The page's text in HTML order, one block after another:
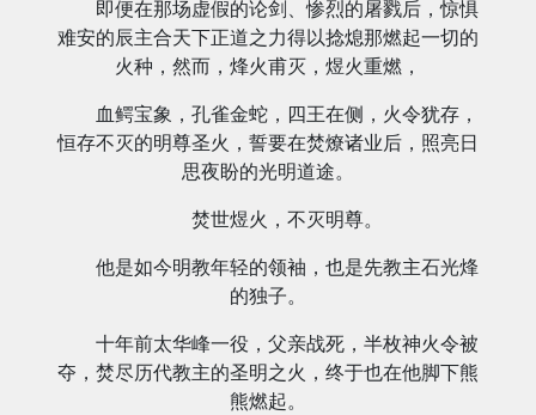
即便在那场虚假的论剑、惨烈的屠戮后，惊惧
难安的辰主合天下正道之力得以捻熄那燃起一切的
火种，然而，烽火甫灭，煜火重燃，
血鳄宝象，孔雀金蛇，四王在侧，火令犹存，
恒存不灭的明尊圣火，誓要在焚燎诸业后，照亮日
思夜盼的光明道途。
焚世煜火，不灭明尊。
他是如今明教年轻的领袖，也是先教主石光烽
的独子。
十年前太华峰一役，父亲战死，半枚神火令被
夺，焚尽历代教主的圣明之火，终于也在他脚下熊
熊燃起。